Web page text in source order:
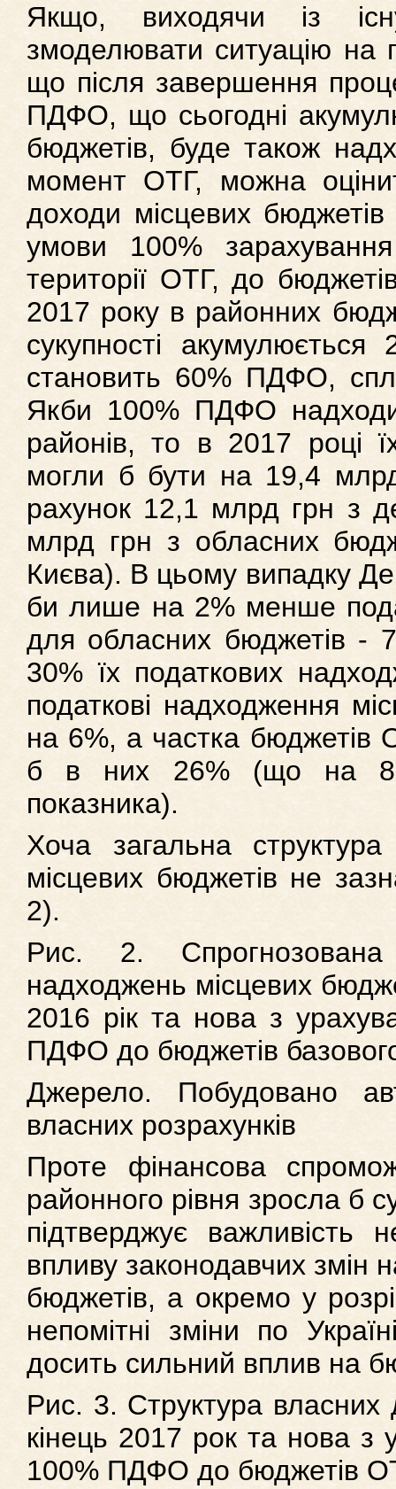
Якщо, виходячи із
змоделювати ситуацію на
що після завершення
ПДФО, що сьогодні
бюджетів, буде також
момент ОТГ, можна
доходи місцевих
умови 100%
території ОТГ, до
2017 року в районних
сукупності
становить 60% ПДФО,
Якби 100% ПДФО
районів, то в 2017 році
могли б бути на 19,4
рахунок 12,1 млрд грн з
млрд грн з обласних
Києва). В цьому випадку
би лише на 2% менше
для обласних бюджетів -
30% їх податкових
податкові надходження
на 6%, а частка бюджетів
б в них 26% (що на 8
показника).
Хоча загальна
місцевих бюджетів не
2).
Рис. 2. Спрогнозована
надходжень місцевих
2016 рік та нова з
ПДФО до бюджетів
Джерело. Побудовано
власних розрахунків
Проте фінансова
районного рівня зросла б
підтверджує важливість
впливу законодавчих змін
бюджетів, а окремо у
непомітні зміни по
досить сильний вплив на
Рис. 3. Структура власних
кінець 2017 рок та нова з
100% ПДФО до бюджетів